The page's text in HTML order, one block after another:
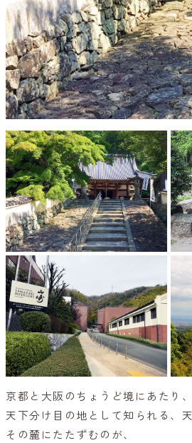
京都と大阪のちょうど境にあたり、
天下分け目の地として知られる、天
その麓にたたずむのが、